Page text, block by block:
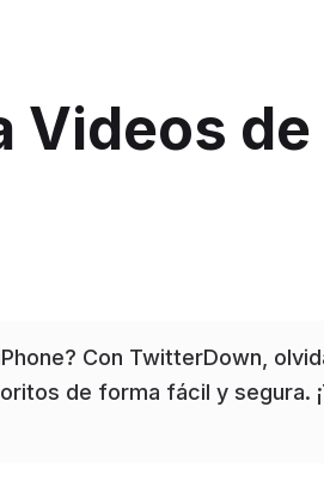
Videos
Con TwitterDown,
de forma fácil y segura.